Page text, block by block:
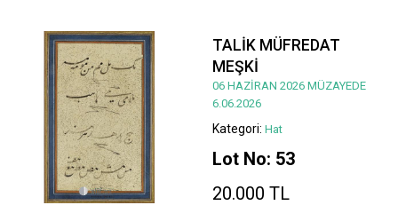
TALİK MÜFREDAT
MEŞKİ
06 HAZİRAN 2026 MÜZAYEDE
6.06.2026
Kategori: Hat
Lot No: 53
20.000 TL